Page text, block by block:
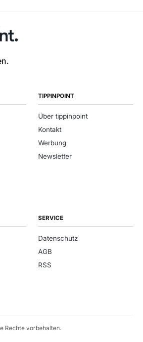
TIPPINPOINT
Über tippinpoint
Kontakt
Werbung
Newsletter
SERVICE
Datenschutz
AGB
RSS
Rechte vorbehalten.